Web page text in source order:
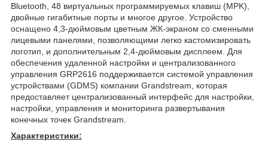
Bluetooth, 48 виртуальных программируемых клавиш (MPK),
двойные гигабитные порты и многое другое. Устройство
оснащено 4,3-дюймовым цветным ЖК-экраном со сменными
лицевыми панелями, позволяющими легко кастомизировать
логотип, и дополнительным 2,4-дюймовым дисплеем. Для
обеспечения удаленной настройки и централизованного
управления GRP2616 поддерживается системой управления
устройствами (GDMS) компании Grandstream, которая
предоставляет централизованный интерфейс для настройки,
настройки, управления и мониторинга развертывания
конечных точек Grandstream.
Характеристики: